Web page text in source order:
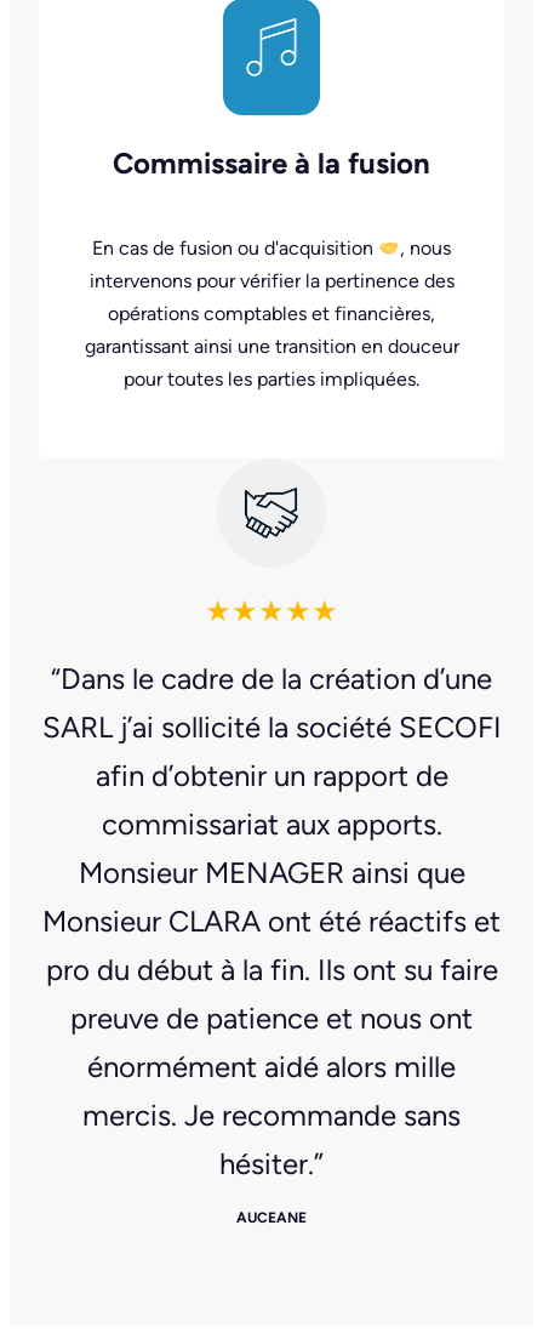
Commissaire à la fusion
En cas de fusion ou d'acquisition
, nous
intervenons pour vérifier la pertinence des
opérations comptables et financières,
garantissant ainsi une transition en douceur
pour toutes les parties impliquées.
★★★★★
“Dans le cadre de la création d’une
SARL j’ai sollicité la société SECOFI
afin d’obtenir un rapport de
commissariat aux apports.
Monsieur MENAGER ainsi que
Monsieur CLARA ont été réactifs et
pro du début à la fin. Ils ont su faire
preuve de patience et nous ont
énormément aidé alors mille
mercis. Je recommande sans
hésiter.”
AUCEANE